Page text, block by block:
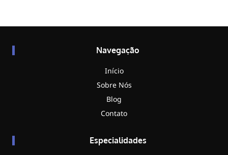
Navegação
Início
Sobre Nós
Blog
Contato
Especialidades